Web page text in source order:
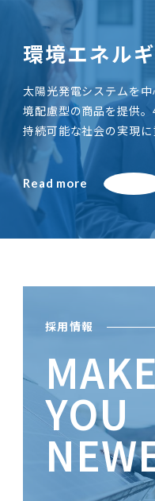
環境エネル
太陽光発電システムを
境配慮型の商品を提供
持続可能な社会の実現に
Read more
採用情報
MAKE
YOU
ときめきがあなた